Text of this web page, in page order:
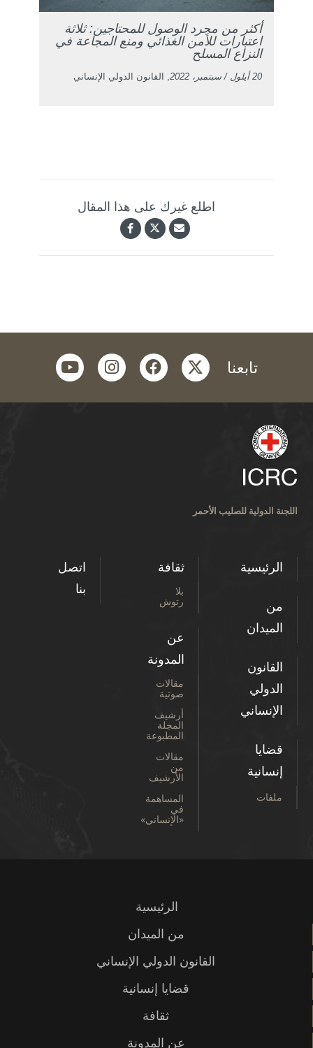
أكثر من مجرد الوصول للمحتاجين: ثلاثة
اعتبارات للأمن الغذائي ومنع المجاعة في
النزاع المسلح
20 أيلول / سبتمبر، 2022 , القانون الدولي الإنساني
اطلع غيرك على هذا المقال
تابعنا twitter
facebook
instagram
youtube
اللجنة الدولية للصليب الأحمر
الرئيسية
من
الميدان
القانون
الدولي
الإنساني
قضايا
إنسانية
ملفات
ثقافة
بلا
رتوش
عن
المدونة
مقالات
صوتية
أرشيف
المجلة
المطبوعة
مقالات
من
الأرشيف
المساهمة
في
«الإنساني»
اتصل
بنا
الرئيسية
من الميدان
القانون الدولي الإنساني
قضايا إنسانية
ثقافة
عن المدونة